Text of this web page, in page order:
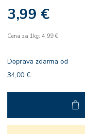
3,99 €
Cena za 1kg: 4,99 €
Doprava zdarma od
34,00 €